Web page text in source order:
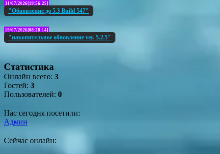
31/07/2026[19:56:25]
"Обновление до 5.3 Build 547"
19/07/2026[08:28:14]
"накопительное обновление ver. 5.2.5"
Статистика
Онлайн всего: 3
Гостей: 3
Пользователей: 0
Нас сегодня посетили:
Админ
Сейчас онлайн: